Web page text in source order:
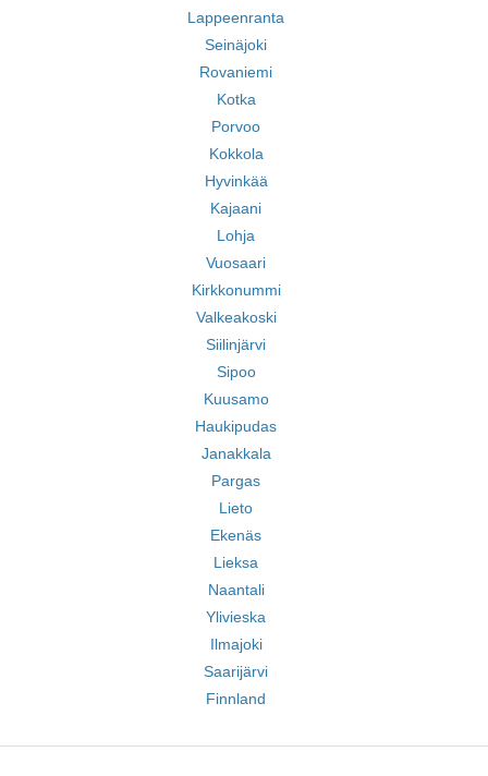
Lappeenranta
Seinäjoki
Rovaniemi
Kotka
Porvoo
Kokkola
Hyvinkää
Kajaani
Lohja
Vuosaari
Kirkkonummi
Valkeakoski
Siilinjärvi
Sipoo
Kuusamo
Haukipudas
Janakkala
Pargas
Lieto
Ekenäs
Lieksa
Naantali
Ylivieska
Ilmajoki
Saarijärvi
Finnland